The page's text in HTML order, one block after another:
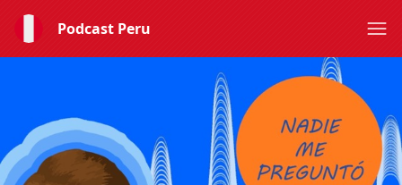
Podcast Peru